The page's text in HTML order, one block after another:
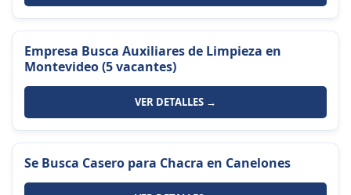
Empresa Busca Auxiliares de Limpieza en
Montevideo (5 vacantes)
VER DETALLES →
Se Busca Casero para Chacra en Canelones